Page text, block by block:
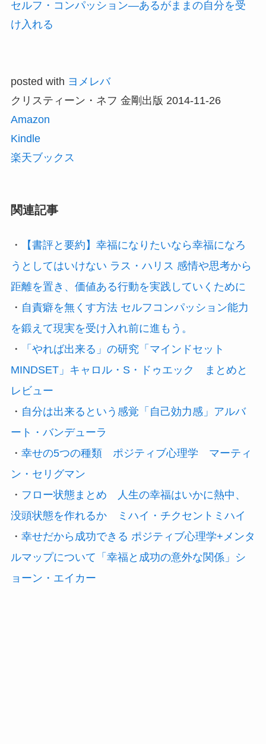
セルフ・コンパッション―あるがままの自分を受
け入れる
posted with ヨメレバ
クリスティーン・ネフ 金剛出版 2014-11-26
Amazon
Kindle
楽天ブックス
関連記事
・
【書評と要約】幸福になりたいなら幸福になろ
うとしてはいけない ラス・ハリス 感情や思考から
距離を置き、価値ある行動を実践していくために
・ 自責癖を無くす方法 セルフコンパッション能力
を鍛えて現実を受け入れ前に進もう。
・
「やれば出来る」の研究「マインドセット
MINDSET」キャロル・S・ドゥエック まとめと
レビュー
・ 自分は出来るという感覚「自己効力感」アルバ
ート・バンデューラ
・ 幸せの5つの種類 ポジティブ心理学 マーティ
ン・セリグマン
・ フロー状態まとめ 人生の幸福はいかに熱中、
没頭状態を作れるか ミハイ・チクセントミハイ
・ 幸せだから成功できる ポジティブ心理学+メンタ
ルマップについて「幸福と成功の意外な関係」シ
ョーン・エイカー